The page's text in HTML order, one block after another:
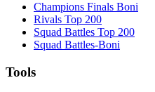
Champions Finals Boni
Rivals Top 200
Squad Battles Top 200
Squad Battles-Boni
Tools